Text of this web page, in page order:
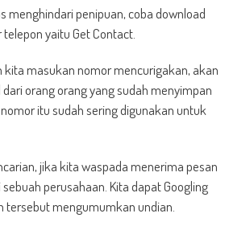
menghindari penipuan, coba download
yaitu Get Contact.
kita masukan nomor mencurigakan, akan
orang orang yang sudah menyimpan
itu sudah sering digunakan untuk
jika kita waspada menerima pesan
perusahaan. Kita dapat Googling
tersebut mengumumkan undian.